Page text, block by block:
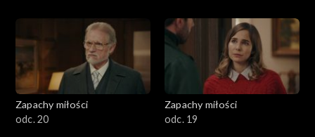
Zapachy miłości
odc. 20
Zapachy miłości
odc. 19